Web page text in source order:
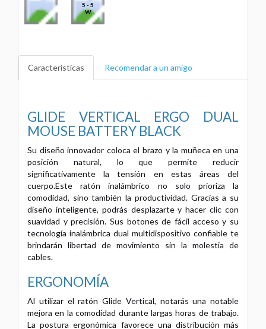
5 - 5
W
Características Recomendar a un amigo
GLIDE VERTICAL ERGO DUAL
MOUSE BATTERY BLACK
Su diseño innovador coloca el brazo y la muñeca en una
posición natural, lo que permite reducir
significativamente la tensión en estas áreas del
cuerpo.Este ratón inalámbrico no solo prioriza la
comodidad, sino también la productividad. Gracias a su
diseño inteligente, podrás desplazarte y hacer clic con
suavidad y precisión. Sus botones de fácil acceso y su
tecnología inalámbrica dual multidispositivo confiable te
brindarán libertad de movimiento sin la molestia de
cables.
ERGONOMÍA
Al utilizar el ratón Glide Vertical, notarás una notable
mejora en la comodidad durante largas horas de trabajo.
La postura ergonómica favorece una distribución más